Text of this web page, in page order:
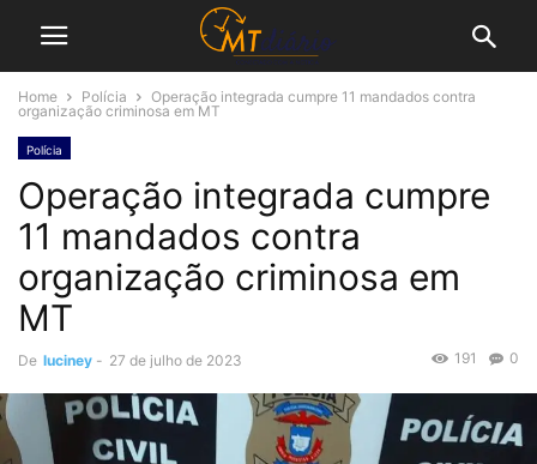
Home Polícia
Operação integrada cumpre 11 mandados contra
organização criminosa em MT
Polícia
Operação integrada cumpre
11 mandados contra
organização criminosa em
MT
De luciney - 27 de julho de 2023 0
191